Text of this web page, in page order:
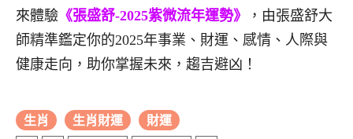
來體驗 《張盛舒-2025紫微流年運勢》
，由張盛舒大
師精準鑑定你的2025年事業、財運、感情、人際與
健康走向，助你掌握未來，趨吉避凶！
生肖 生肖財運 財運